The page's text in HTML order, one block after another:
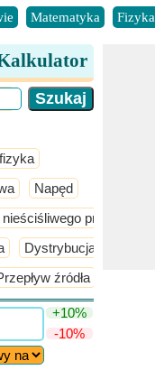
Matematyka Fizyka
Napęd
przepływu
Dystrybucja wind
źródła
+10%
-10%